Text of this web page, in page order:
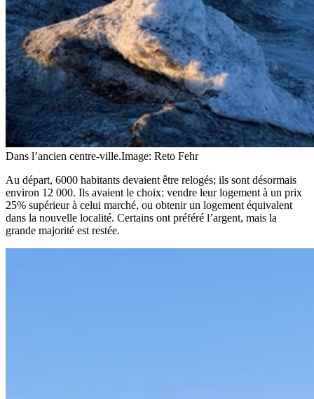
Dans l’ancien centre-ville.Image: Reto Fehr
Au départ, 6000 habitants devaient être relogés; ils sont désormais
environ 12 000. Ils avaient le choix: vendre leur logement à un prix
25% supérieur à celui marché, ou obtenir un logement équivalent
dans la nouvelle localité. Certains ont préféré l’argent, mais la
grande majorité est restée.